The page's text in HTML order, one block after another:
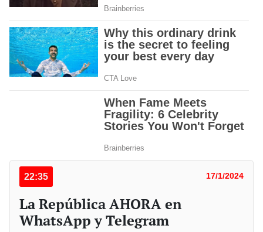
22:35 17/1/2024
La República AHORA en
WhatsApp y Telegram